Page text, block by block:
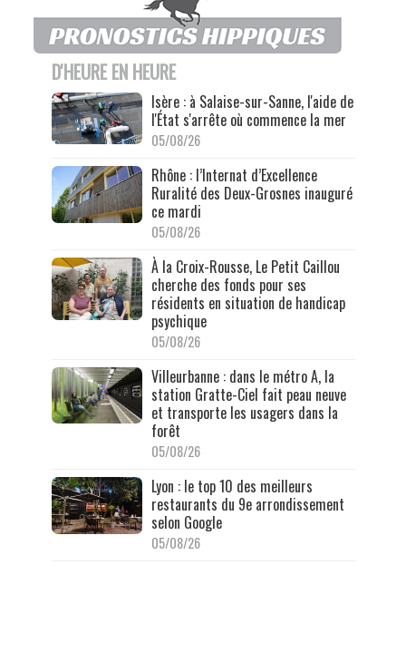
D'HEURE EN HEURE
Isère : à Salaise-sur-Sanne, l'aide de
l'État s'arrête où commence la mer
05/08/26
Rhône : l’Internat d’Excellence
Ruralité des Deux-Grosnes inauguré
ce mardi
05/08/26
À la Croix-Rousse, Le Petit Caillou
cherche des fonds pour ses
résidents en situation de handicap
psychique
05/08/26
Villeurbanne : dans le métro A, la
station Gratte-Ciel fait peau neuve
et transporte les usagers dans la
forêt
05/08/26
Lyon : le top 10 des meilleurs
restaurants du 9e arrondissement
selon Google
05/08/26